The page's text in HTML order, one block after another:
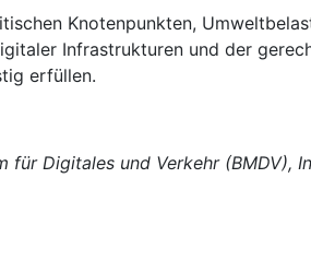
Knotenpunkten,
Infrastrukturen und der
erfüllen.
Digitales und Verkehr (BMDV),